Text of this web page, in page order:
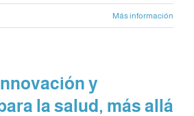
Más información
y
la salud, más allá